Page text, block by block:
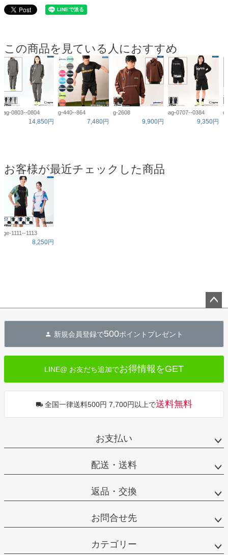
この商品を見ている人におすすめ
ag-0803--0804
14,850円
g-440--864
7,480円
g-2608
9,900円
ag-0707--0384
9,350円
お客様が最近チェックした商品
ge-1111--1113
8,250円
へ
新規会員登録で500ポイントプレゼント
LINE@ お友だち追加でお得情報をGET
全国一律送料500円 7,700円以上で送料無料
お支払い
配送・送料
返品・交換
お問合せ先
カテゴリー